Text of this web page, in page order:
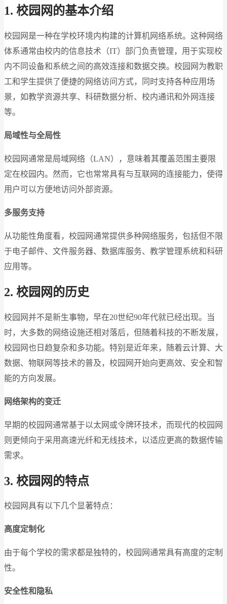
1. 校园网的基本介绍
校园网是一种在学校环境内构建的计算机网络系统。这种网络
体系通常由校内的信息技术（IT）部门负责管理，用于实现校
内不同设备和系统之间的高效连接和数据交换。校园网为教职
工和学生提供了便捷的网络访问方式，同时支持各种应用场
景，如教学资源共享、科研数据分析、校内通讯和外网连接
等。
局域性与全局性
校园网通常是局域网络（LAN），意味着其覆盖范围主要限
定在校园内。然而，它也常常具有与互联网的连接能力，使得
用户可以方便地访问外部资源。
多服务支持
从功能性角度看，校园网通常提供多种网络服务，包括但不限
于电子邮件、文件服务器、数据库服务、教学管理系统和科研
应用等。
2. 校园网的历史
校园网并不是新生事物，早在20世纪90年代就已经出现。当
时，大多数的网络设施还相对落后，但随着科技的不断发展，
校园网也日趋复杂和多功能。特别是近年来，随着云计算、大
数据、物联网等技术的普及，校园网开始向更高效、安全和智
能的方向发展。
网络架构的变迁
早期的校园网通常基于以太网或令牌环技术，而现代的校园网
则更倾向于采用高速光纤和无线技术，以适应更高的数据传输
需求。
3. 校园网的特点
校园网具有以下几个显著特点：
高度定制化
由于每个学校的需求都是独特的，校园网通常具有高度的定制
性。
安全性和隐私